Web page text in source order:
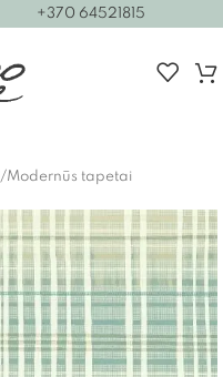
+370 64521815
/Modernūs tapetai